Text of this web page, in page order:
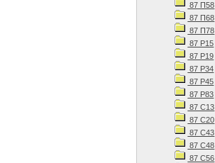
87 П58
87 П68
87 П78
87 Р15
87 Р19
87 Р34
87 Р45
87 Р83
87 С13
87 С20
87 С43
87 С48
87 С56